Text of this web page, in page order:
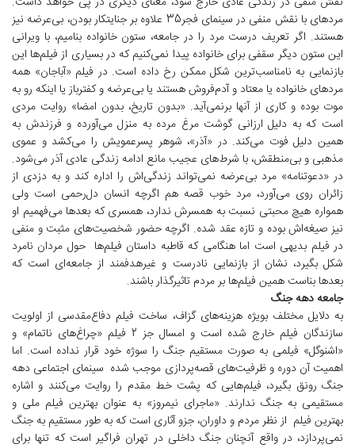
مردهای با نقش منفی در سینمای فجر35 علاوه بر جنایتکار بودن، بی‌عرضه نیز
هستند. اگر تعریف درست مرد را در جامعه، ستون خانواده بنامیم، با ویرانی
این ستون دیگر سقفی برای خانواده پیدا نمی‌کنیم که در بسیاری از فیلم‌ها این
بازنمایی به نامناسب‌ترین شکل ممکن رخ داده است. در فیلم «آباجان» همه
مردهای خانواده یا معتاد و آدم‌فروش هستند یا بی‌عرضه و کفترباز یا اینکه رو به
موت بوده و کاری از آنها برنمی‌آید. «بدون تاریخ، بدون امضا» روایت مردی
است که به دلیل ارزانی گوشت مرغ مرده به منزل می‌آورده و فرزندش به
همین دلیل فوت می‌کند. در «آذر»، شوهر پسرعمویش را می‌کشد و عموی
مذهبی و بی‌منطقش، با شرط‌های عجیب مانع ادامه زندگی عادی آذر می‌شود.
در «دعوتنامه» مرد بی‌عرضه نمی‌تواند زندگی‌اش را اداره کند و به دزدی از
زائران روی می‌آورد، مرد خوب قصه هم اگرچه انسان دل‌رحمی است ولی
همواره هیچ محبتی نسبت به همسرش ندارد، همسری که بعدها می‌فهمیم او
نیز صیغه‌اش بوده و تازه عقد شده. اگرچه حضور شخصیت‌های مثبت و منفی
در فیلم بدیهی است اما هنگامی که قاطبه داستان فیلم‌ها حول مردان نامرد
شکل بگیرد، نشان از بازنمایی نادرست و غیرهدفمند از جامعه‌ای است که
بعدها بناست همین فیلم‌ها بر مردم تاثیرگذار باشند.
جامعه دهه جنگ
به دلایل مختلف بویژه هزینه‌های گزاف، ساخت فیلم دفاع‌مقدسی از اولویت
سازندگان فیلم خارج شده است و امسال جز 2 فیلم «چراغ‌های ناتمام» و
«اشنوگل» فیلمی به صورت مستقیم جنگ را سوژه خود قرار نداده است. اما
اهمیت آن دوره و ظرفیت‌های قصه‌پردازی موجب شده سینمای اجتماعی دهه
جنگ رونق بگیرد، فیلم‌هایی که پشت خط مقدم را روایت می‌کنند و اشاره
مستقیمی به جنگ ندارند. «ماجرای نیمروز» به عنوان بهترین فیلم ملی و
بهترین فیلم از نظر مردم و داوران، جزو آثاری است که به طور مستقیم به جنگ
نمی‌پردازد، در واقع آنچنان جنگ داخلی در تهران فراگیر است که تنها برای